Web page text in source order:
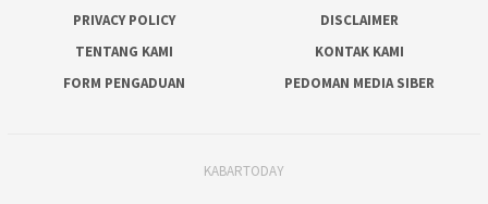
PRIVACY POLICY
DISCLAIMER
TENTANG KAMI
KONTAK KAMI
FORM PENGADUAN
PEDOMAN MEDIA SIBER
KABARTODAY